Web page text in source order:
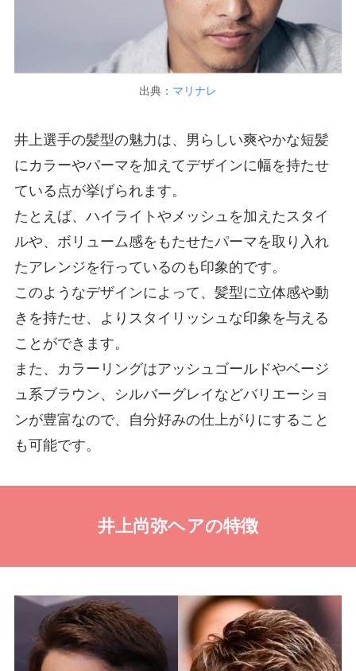
出典： マリナレ
井上選手の髪型の魅力は、男らしい爽やかな短髪
にカラーやパーマを加えてデザインに幅を持たせ
ている点が挙げられます。
たとえば、ハイライトやメッシュを加えたスタイ
ルや、ボリューム感をもたせたパーマを取り入れ
たアレンジを行っているのも印象的です。
このようなデザインによって、髪型に立体感や動
きを持たせ、よりスタイリッシュな印象を与える
ことができます。
また、カラーリングはアッシュゴールドやベージ
ュ系ブラウン、シルバーグレイなどバリエーショ
ンが豊富なので、自分好みの仕上がりにすること
も可能です。
井上尚弥ヘアの特徴